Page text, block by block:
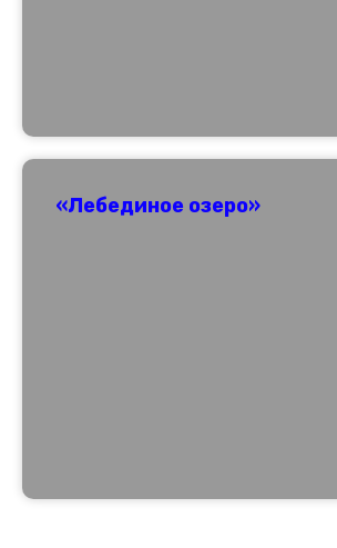
«Лебединое озеро»